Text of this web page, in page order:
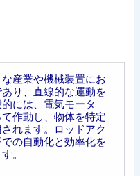
産業や機械装置にお
り、直線的な運動を
には、電気モータ
作動し、物体を特定
れます。ロッドアク
の自動化と効率化を
。